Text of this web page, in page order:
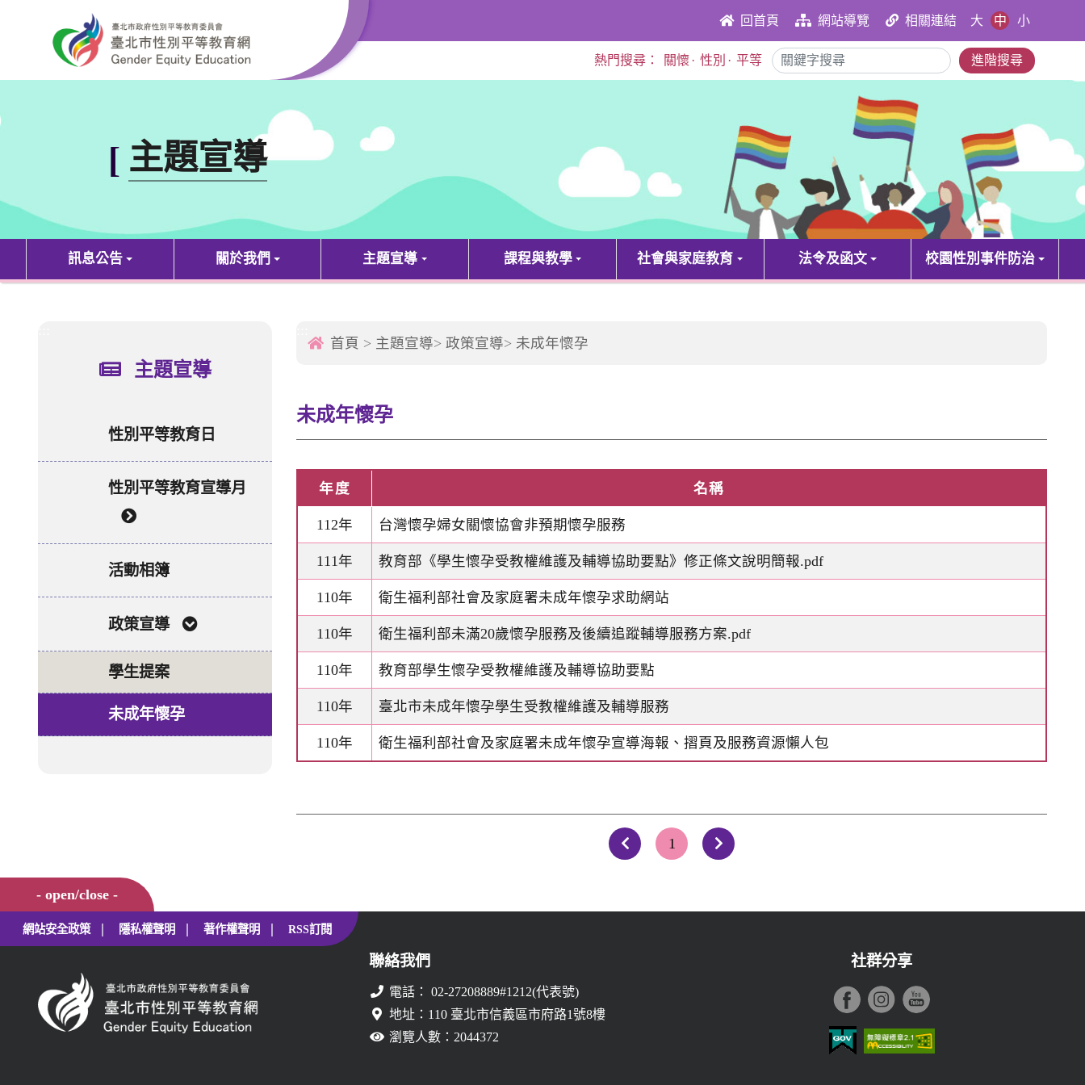
回首頁 網站導覽 相關連結 大 中 小
熱門搜尋： 關懷· 性別 · 平等 進階搜尋
[ 主題宣導
訊息公告 關於我們 主題宣導 課程與教學 社會與家庭教育 法令及函文 校園性別事件防治
主題宣導
性別平等教育日
性別平等教育宣導月
活動相簿
政策宣導
學生提案
未成年懷孕
首頁 > 主題宣導> 政策宣導> 未成年懷孕
未成年懷孕
年度 名稱
112年 台灣懷孕婦女關懷協會非預期懷孕服務
111年 教育部《學生懷孕受教權維護及輔導協助要點》修正條文說明簡報.pdf
110年 衛生福利部社會及家庭署未成年懷孕求助網站
110年 衛生福利部未滿20歲懷孕服務及後續追蹤輔導服務方案.pdf
110年 教育部學生懷孕受教權維護及輔導協助要點
110年 臺北市未成年懷孕學生受教權維護及輔導服務
110年 衛生福利部社會及家庭署未成年懷孕宣導海報、摺頁及服務資源懶人包
上一頁1 下一頁
- open/close -
網站安全政策 | 隱私權聲明 | 著作權聲明 | RSS訂閱
聯絡我們
電話： 02-27208889#1212(代表號)
地址：110 臺北市信義區市府路1號8樓
瀏覽人數：2044372
社群分享